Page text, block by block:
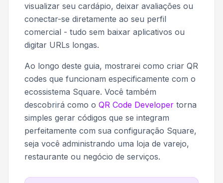
visualizar seu cardápio, deixar avaliações ou
conectar-se diretamente ao seu perfil
comercial - tudo sem baixar aplicativos ou
digitar URLs longas.
Ao longo deste guia, mostrarei como criar QR
codes que funcionam especificamente com o
ecossistema Square. Você também
descobrirá como o QR Code Developer torna
simples gerar códigos que se integram
perfeitamente com sua configuração Square,
seja você administrando uma loja de varejo,
restaurante ou negócio de serviços.